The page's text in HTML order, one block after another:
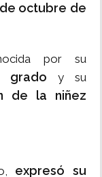
de octubre de
por su
gradoy su
de la niñez
expresó su